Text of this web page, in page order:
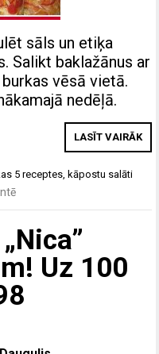
sāls un etiķa
Salikt baklažānus ar
vēsā vietā.
nedēļā.
LASĪT VAIRĀK
5 receptes, kāpostu salāti
Uz 100